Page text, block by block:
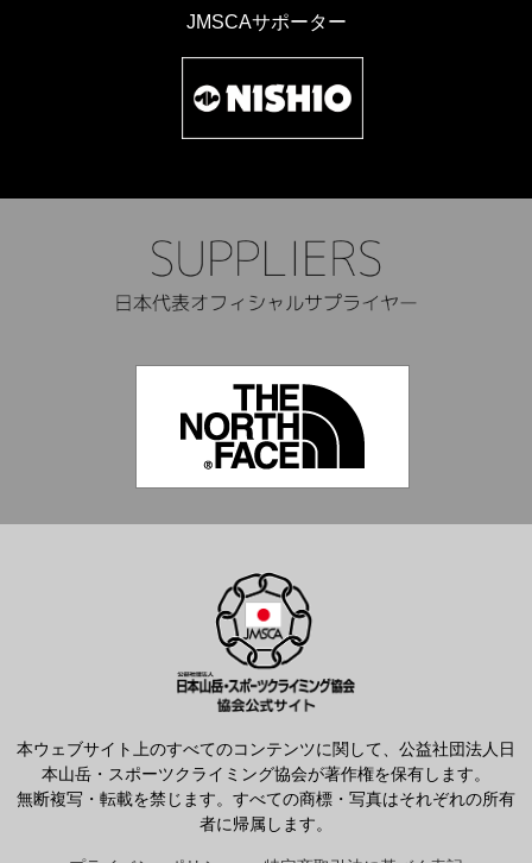
JMSCAサポーター
本ウェブサイト上のすべてのコンテンツに関して、公益社団法人日
本山岳・スポーツクライミング協会が著作権を保有します。
無断複写・転載を禁じます。すべての商標・写真はそれぞれの所有
者に帰属します。